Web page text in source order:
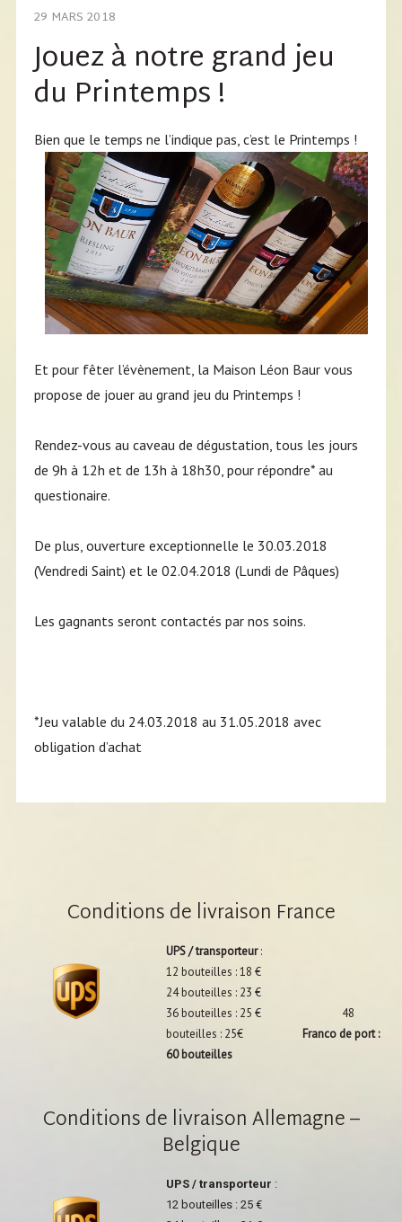
29 MARS 2018
Jouez à notre grand jeu
du Printemps !
Bien que le temps ne l’indique pas, c’est le Printemps !
Et pour fêter l’évènement, la Maison Léon Baur vous
propose de jouer au grand jeu du Printemps !
Rendez-vous au caveau de dégustation, tous les jours
de 9h à 12h et de 13h à 18h30, pour répondre* au
questionaire.
De plus, ouverture exceptionnelle le 30.03.2018
(Vendredi Saint) et le 02.04.2018 (Lundi de Pâques)
Les gagnants seront contactés par nos soins.
*Jeu valable du 24.03.2018 au 31.05.2018 avec
obligation d’achat
Conditions de livraison France
UPS / transporteur:
12 bouteilles : 18 €
24 bouteilles : 23 €
36 bouteilles : 25 € 48
bouteilles : 25€
Franco de port :
60 bouteilles
Conditions de livraison Allemagne –
Belgique
UPS / transporteur :
12 bouteilles : 25 €